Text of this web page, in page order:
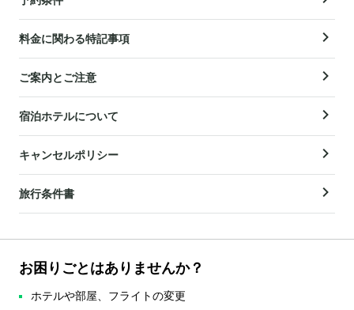
料金に関わる特記事項
ご案内とご注意
宿泊ホテルについて
キャンセルポリシー
旅行条件書
お困りごとはありませんか？
ホテルや部屋、フライトの変更